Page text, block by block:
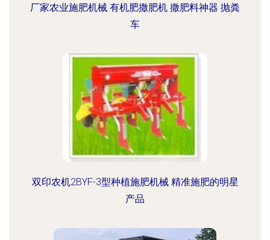
厂家农业施肥机械 有机肥撒肥机 撒肥料神器 抛粪
车
双印农机2BYF-3型种植施肥机械 精准施肥的明星
产品